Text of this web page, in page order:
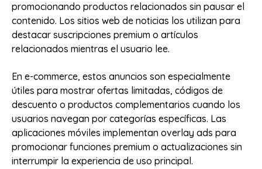
promocionando productos relacionados sin pausar el
contenido. Los sitios web de noticias los utilizan para
destacar suscripciones premium o artículos
relacionados mientras el usuario lee.
En e-commerce, estos anuncios son especialmente
útiles para mostrar ofertas limitadas, códigos de
descuento o productos complementarios cuando los
usuarios navegan por categorías específicas. Las
aplicaciones móviles implementan overlay ads para
promocionar funciones premium o actualizaciones sin
interrumpir la experiencia de uso principal.